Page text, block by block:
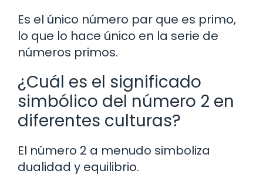
Es el único número par que es primo,
lo que lo hace único en la serie de
números primos.
¿Cuál es el significado
simbólico del número 2 en
diferentes culturas?
El número 2 a menudo simboliza
dualidad y equilibrio.